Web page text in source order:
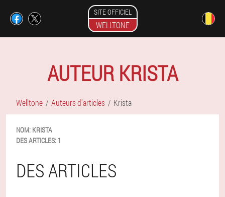
SITE OFFICIEL
WELLTONE
AUTEUR KRISTA
Welltone Auteurs d'articles Krista
NOM: KRISTA
DES ARTICLES: 1
DES ARTICLES